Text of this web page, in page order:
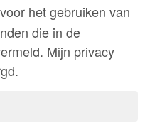
het gebruiken van
die in de
Mijn privacy